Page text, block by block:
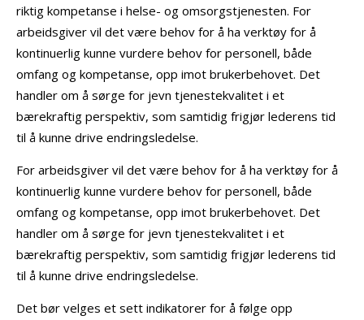
riktig kompetanse i helse- og omsorgstjenesten. For
arbeidsgiver vil det være behov for å ha verktøy for å
kontinuerlig kunne vurdere behov for personell, både
omfang og kompetanse, opp imot brukerbehovet. Det
handler om å sørge for jevn tjenestekvalitet i et
bærekraftig perspektiv, som samtidig frigjør lederens tid
til å kunne drive endringsledelse.
For arbeidsgiver vil det være behov for å ha verktøy for å
kontinuerlig kunne vurdere behov for personell, både
omfang og kompetanse, opp imot brukerbehovet. Det
handler om å sørge for jevn tjenestekvalitet i et
bærekraftig perspektiv, som samtidig frigjør lederens tid
til å kunne drive endringsledelse.
Det bør velges et sett indikatorer for å følge opp